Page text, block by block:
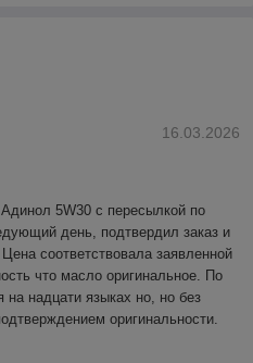
16.03.2026
5W30 с пересылкой по
день, подтвердил заказ и
соответствовала заявленной
что масло оригинальное. По
на надцати языках но, но без
оригинальности.